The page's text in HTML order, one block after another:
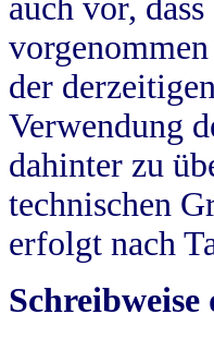
auch vor,
der
Verwendung
dahinter zu
technischen
erfolgt nach
Schreibweise